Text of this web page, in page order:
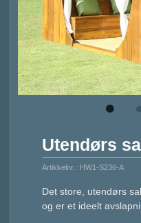
Utendørs
Artikkelnr.: HW1-S236-A
Det store, utendørs
og er et ideelt